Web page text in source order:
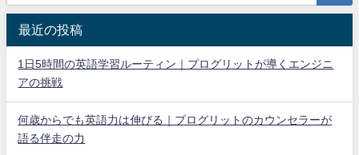
最近の投稿
1日5時間の英語学習ルーティン｜プログリットが導くエンジニ
アの挑戦
何歳からでも英語力は伸びる｜プログリットのカウンセラーが
語る伴走の力